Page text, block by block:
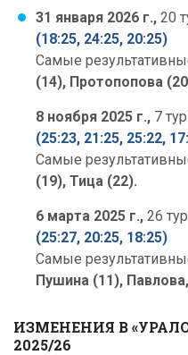
31 января 2026 г., 20
(18:25, 24:25, 20:25)
Самые
(14), Протопопова
8 ноября 2025 г., 7
(25:23, 21:25, 25:22,
Самые
(19), Тица (22).
6 марта 2025 г., 26
(25:27, 20:25, 18:25)
Самые
Пушина (11),
ИЗМЕНЕНИЯ В
2025/26